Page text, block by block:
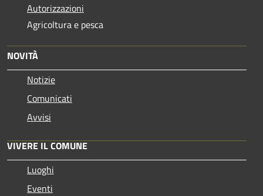
Autorizzazioni
Agricoltura e pesca
NOVITÀ
Notizie
Comunicati
Avvisi
VIVERE IL COMUNE
Luoghi
Eventi